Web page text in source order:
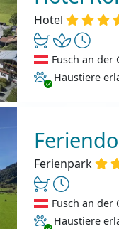
Hotel
Fusch an der
Haustiere erlaubt
Haustiere
Ferienpark
Fusch an der
Haustiere erlaubt
Haustiere